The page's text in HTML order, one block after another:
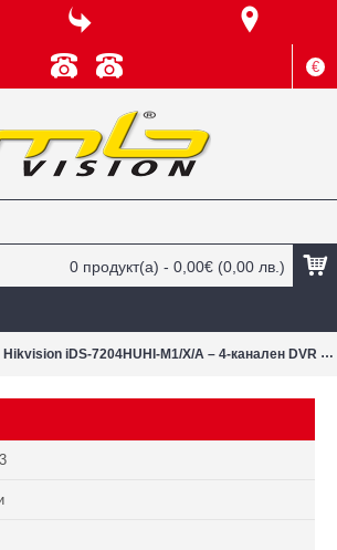
€
0 продукт(а) - 0,00€ (0,00 лв.)
Hikvision iDS-7204HUHI-M1/X/A – 4-канален DVR с AI функции и 8MP поддръжка